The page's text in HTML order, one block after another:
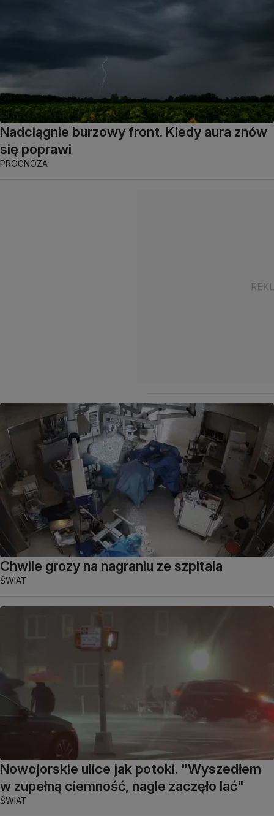
Nadciągnie burzowy front. Kiedy aura znów
się poprawi
PROGNOZA
Chwile grozy na nagraniu ze szpitala
ŚWIAT
Nowojorskie ulice jak potoki. "Wyszedłem
w zupełną ciemność, nagle zaczęło lać"
ŚWIAT